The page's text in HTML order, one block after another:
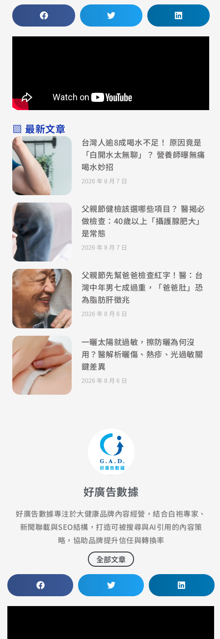
▧ 最新文章
台灣人逾8成喝水不足！ 原因竟是
「白開水太無聊」？ 營養師曝無痛
喝水妙招
2026 年 8 月 7 日
父親節健檢該選哪些項目？ 醫揭必
做檢查：40歲以上「攝護腺肥大」
是常態
2026 年 8 月 7 日
父親節先幫爸爸檢查紅字！醫：台
灣中年男七成過重，「爸爸肚」恐
為脂肪肝徵兆
2026 年 8 月 6 日
一曬太陽就過敏，擦防曬為何沒
用？醫解析曬傷、熱疹、光過敏關
鍵差異
2026 年 8 月 6 日
好廣告數據
好廣告數據專注於大健康品牌內容經營，結合白袍專家、
新聞聯載與SEO結構，打造可被搜尋與AI引用的內容策
略，協助品牌提升信任與轉換率
全部文章